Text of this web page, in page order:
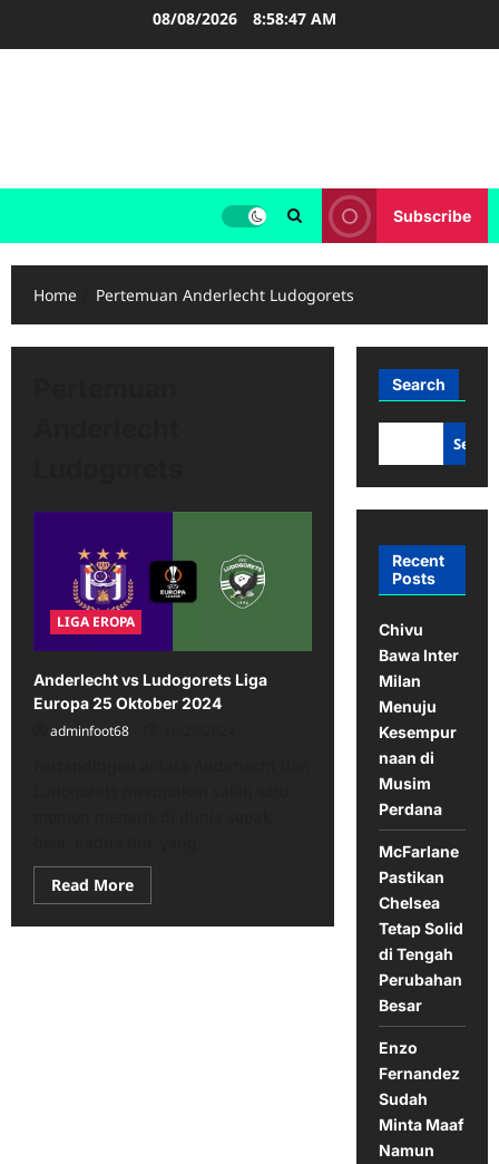
08/08/2026 8:58:47 AM
Subscribe
Home Pertemuan Anderlecht Ludogorets
LIGA EROPA
Anderlecht vs Ludogorets Liga
Europa 25 Oktober 2024
adminfoot68
Read MoreRead
more
Anderlecht
Search
Recent
Posts
Chivu
Bawa Inter
Milan
Menuju
Kesempur
naan di
Musim
Perdana
McFarlane
Pastikan
Chelsea
Tetap Solid
di Tengah
Perubahan
Besar
Enzo
Fernandez
Sudah
Minta Maaf
Namun